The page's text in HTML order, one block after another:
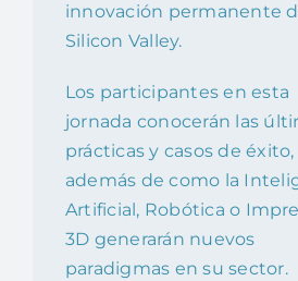
innovación permanente
Silicon Valley.
Los participantes en esta
jornada conocerán las
prácticas y casos de éxito,
además de como la
Artificial, Robótica o
3D generarán nuevos
paradigmas en su sector.